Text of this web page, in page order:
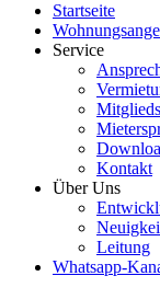
Startseite
Service
Kontakt
Über Uns
Leitung
Whatsapp-